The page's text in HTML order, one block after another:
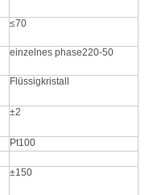
≤70
einzelnes phase220-50
Flüssigkristall
±2
Pt100
±150